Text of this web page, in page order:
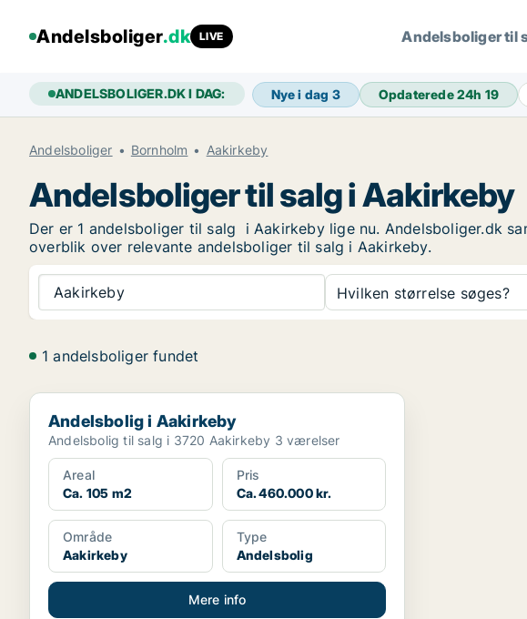
Andelsboliger.dk LIVE Andelsboliger til
ANDELSBOLIGER.DK I DAG: Nye i dag 3 Opdaterede 24h 19
Andelsboliger Bornholm Aakirkeby
Andelsboliger til salg i Aakirkeby
Der er 1 andelsboliger til salg i Aakirkeby lige nu. Andelsboliger.dk
overblik over relevante andelsboliger til salg i Aakirkeby.
Aakirkeby Hvilken størrelse søges?
1 andelsboliger fundet
Andelsbolig i Aakirkeby
Andelsbolig i Aakirkeby
Andelsbolig til salg i 3720 Aakirkeby 3 værelser
Areal
Ca. 105 m2
Pris
Ca. 460.000 kr.
Område
Aakirkeby
Type
Andelsbolig
Mere info